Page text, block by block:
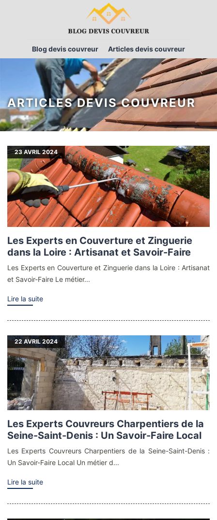
Blog devis couvreur Articles devis couvreur
ARTICLES DEVIS COUVREUR
23AVRIL 2024
Les Experts en Couverture et Zinguerie
dans la Loire : Artisanat et Savoir-Faire
Les Experts en Couverture et Zinguerie dans la Loire : Artisanat
et Savoir-Faire Le métier...
Lire la suite
22 AVRIL 2024
Les Experts Couvreurs Charpentiers de la
Seine-Saint-Denis : Un Savoir-Faire Local
Les Experts Couvreurs Charpentiers de la Seine-Saint-Denis :
Un Savoir-Faire Local Un métier d...
Lire la suite